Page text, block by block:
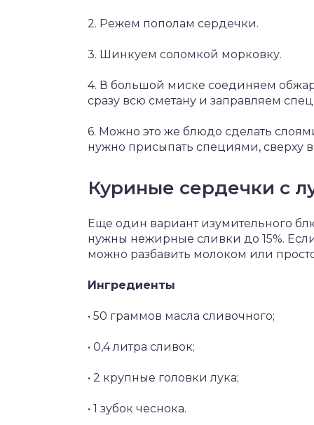
2. Режем пополам сердечки.
3. Шинкуем соломкой морковку.
4. В большой миске соединяем
сразу всю сметану и заправляем
6. Можно это же блюдо сделать
нужно присыпать специями, сверху
Куриные сердечки с
Еще один вариант изумительного
нужны нежирные сливки до 15%.
можно разбавить молоком или
Ингредиенты
• 50 граммов масла сливочного;
• 0,4 литра сливок;
• 2 крупные головки лука;
• 1 зубок чеснока.